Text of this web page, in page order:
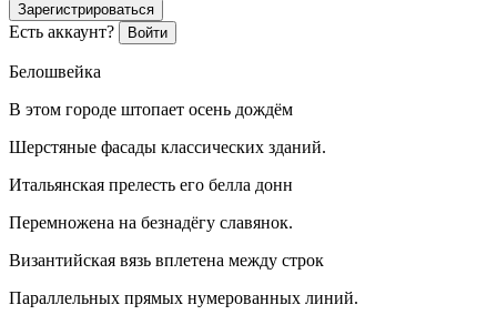
Зарегистрироваться
Есть аккаунт? Войти
Белошвейка
В этом городе штопает осень дождём
Шерстяные фасады классических зданий.
Итальянская прелесть его белла донн
Перемножена на безнадёгу славянок.
Византийская вязь вплетена между строк
Параллельных прямых нумерованных линий.